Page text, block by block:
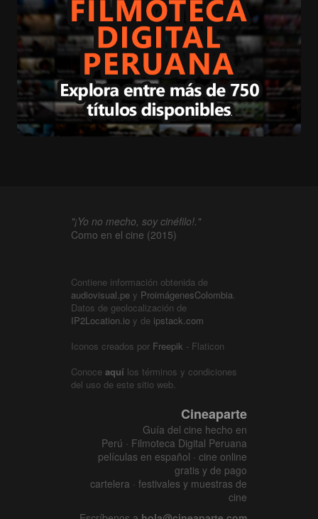
"¡Yo no mecho, soy cinéfilo!."
Como en el cine (2015)
Contiene información obtenida de
audiovisual.pe y ProimágenesColombia.
Datos de geolocalización de
IP2Location.io y de ipstack.com
Iconos creados por Freepik - Flaticon
Conoce aquí los términos y condiciones
del uso de este sitio web.
Cineaparte
Guía del cine hecho en
Perú · Filmoteca Digital Peruana
películas en español · cine online
gratis y de pago
cartelera · festivales y muestras de
cine